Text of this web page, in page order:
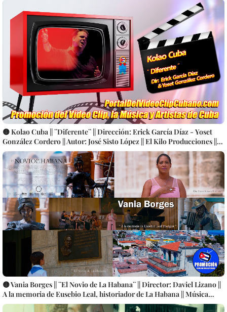
🟡 Kolao Cuba || ¨Diferente¨ || Dirección: Erick García Díaz - Yoset
González Cordero || Autor: José Sisto López || El Kilo Producciones ||
Videoclip || Música Cubana || Canción || CUBA
🟡 Vania Borges || ¨El Novio de La Habana¨ || Director: Daviel Lizano ||
A la memoria de Eusebio Leal, historiador de La Habana || Música
cubana || Videoclip || Bis Music || CUBA